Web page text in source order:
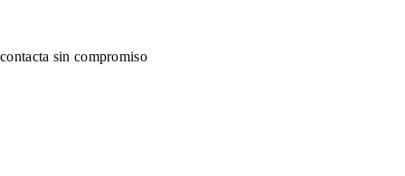
contacta sin compromiso